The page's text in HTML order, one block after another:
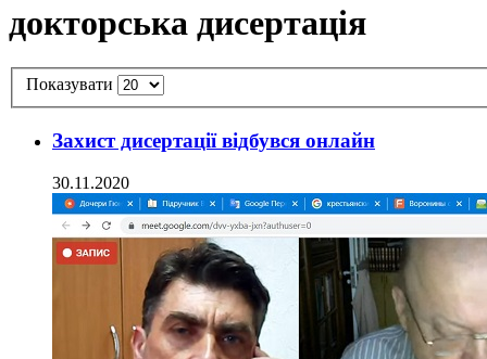
докторська дисертація
Показувати
Захист дисертації відбувся онлайн
30.11.2020